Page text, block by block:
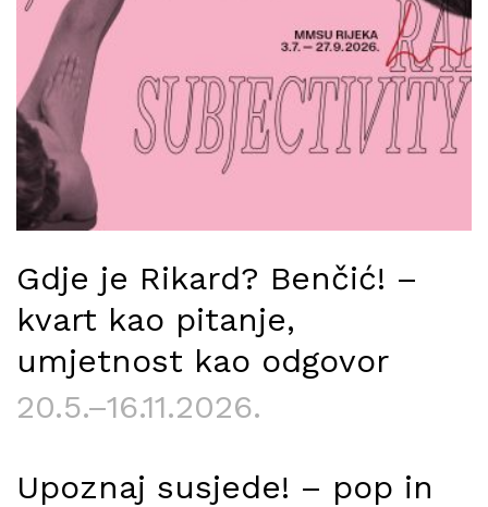
Gdje je Rikard? Benčić! –
kvart kao pitanje,
umjetnost kao odgovor
20.5.–16.11.2026.
Upoznaj susjede! – pop in